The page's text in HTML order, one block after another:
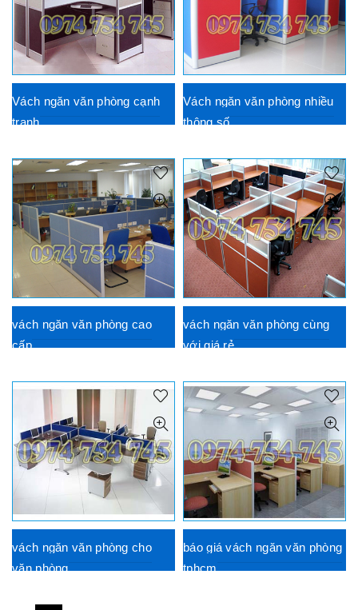
Vách ngăn văn phòng cạnh
tranh
Vách ngăn văn phòng nhiều
thông số
vách ngăn văn phòng cao
cấp
vách ngăn văn phòng cùng
với giá rẻ
vách ngăn văn phòng cho
văn phòng
báo giá vách ngăn văn phòng
tphcm